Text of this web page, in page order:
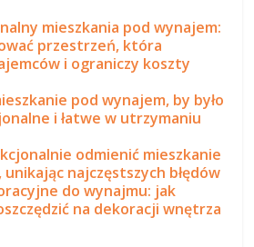
mieszkania pod wynajem:
przestrzeń, która
i ograniczy koszty
pod wynajem, by było
i łatwe w utrzymaniu
odmienić mieszkanie
najczęstszych błędów
do wynajmu: jak
na dekoracji wnętrza